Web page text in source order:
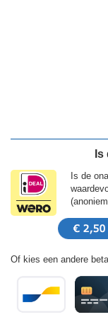
Is de
Of kies een andere